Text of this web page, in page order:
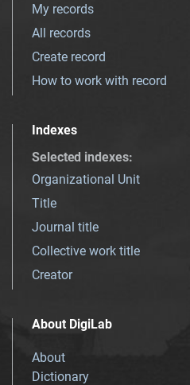
My records
All records
Create record
How to work with record
Indexes
Selected indexes:
Organizational Unit
Title
Journal title
Collective work title
Creator
About DigiLab
About
Dictionary